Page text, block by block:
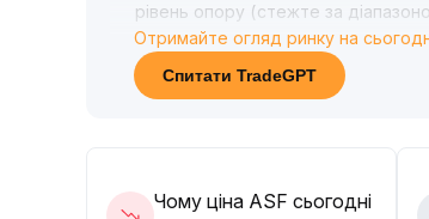
рівень опору (стежте за
20-3.
35) та підтримки (2
85-3
позиціями та контролювати
Отримайте огляд ринку на
Спитати TradeGPT
Чому ціна ASF сьогодні